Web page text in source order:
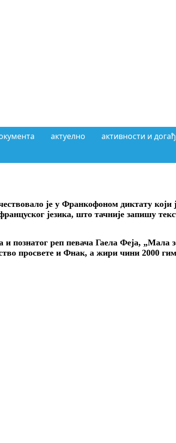
актуелно активности и
је у Франкофоном диктату
језика, што тачније запишу
познатог реп певача Гаела Феја, „Мала
просвете и Фнак, а жири чини 2000